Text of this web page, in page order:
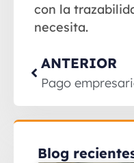
con la
necesita.
ANTERIOR
Blog